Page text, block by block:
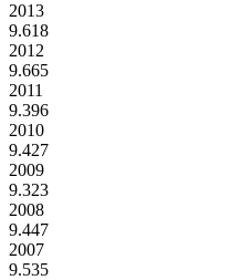
2013
9.618
2012
9.665
2011
9.396
2010
9.427
2009
9.323
2008
9.447
2007
9.535